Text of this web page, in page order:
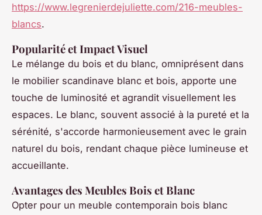
https://www.legrenierdejuliette.com/216-meubles-
blancs.
Popularité et Impact Visuel
Le mélange du bois et du blanc, omniprésent dans
le mobilier scandinave blanc et bois, apporte une
touche de luminosité et agrandit visuellement les
espaces. Le blanc, souvent associé à la pureté et la
sérénité, s'accorde harmonieusement avec le grain
naturel du bois, rendant chaque pièce lumineuse et
accueillante.
Avantages des Meubles Bois et Blanc
Opter pour un meuble contemporain bois blanc